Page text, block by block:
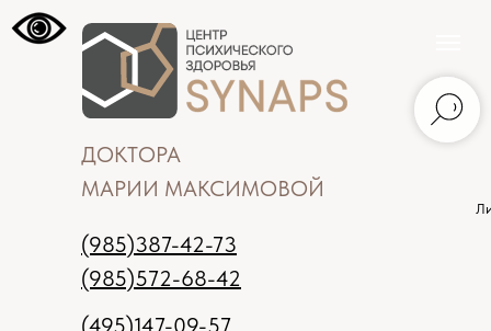
(985)387-42-73
(985)572-68-42
ДОКТОРА
МАРИИ МАКСИМОВОЙ
(495)147-09-57